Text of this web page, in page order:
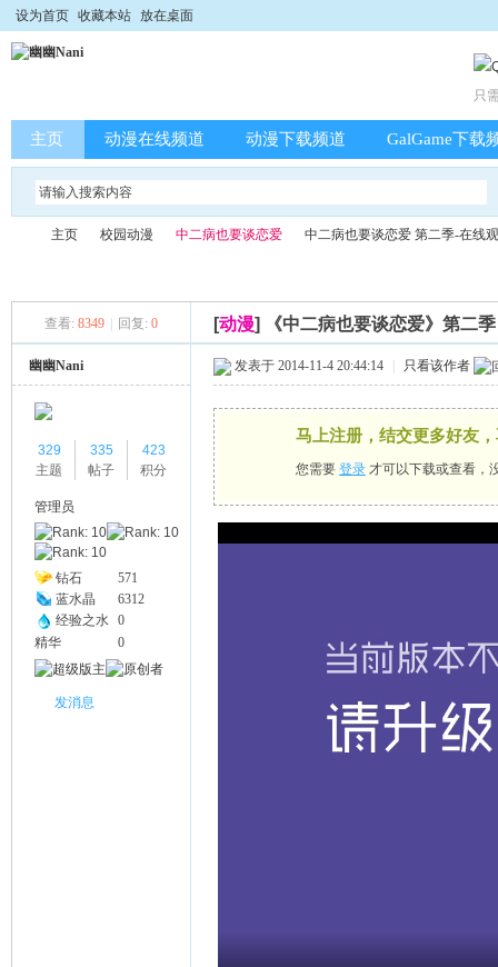
设为首页 收藏本站 放在桌面
只
主页 动漫在线频道 动漫下载频道 GalGame下载
主页
›
校园动漫
›
中二病也要谈恋爱
›
中二病也要谈恋爱 第二季-在线
查看: 8349 回复: 0 [动漫] 《中二病也要谈恋爱》第二
幽幽Nani
329
主题
335
帖子
423
积分
管理员
钻石
571
蓝水晶
6312
经验之水 0
精华
0
发消息
发表于 2014-11-4 20:44:14 只看该作者
马上注册，结交更多好友
您需要 登录 才可以下载或查看，